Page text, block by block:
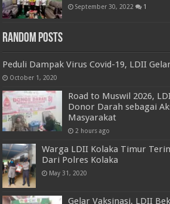
September 30, 2022 1
Random Posts
Peduli Dampak Virus Covid-19, LDII
October 1, 2020
Road to Muswil 2026,
Donor Darah sebagai
Masyarakat
2 hours ago
Warga LDII Kolaka Timur
Dari Polres Kolaka
May 31, 2020
Gelar Vaksinasi, LDII